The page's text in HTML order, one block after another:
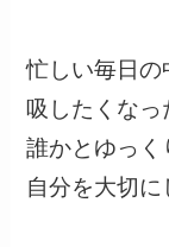
忙しい毎日
吸したくなっ
誰かとゆっく
自分を大切に